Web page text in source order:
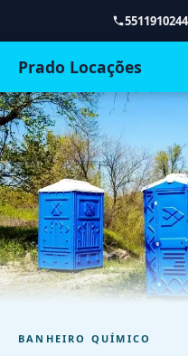
Prado Locações
BANHEIRO QUÍMICO